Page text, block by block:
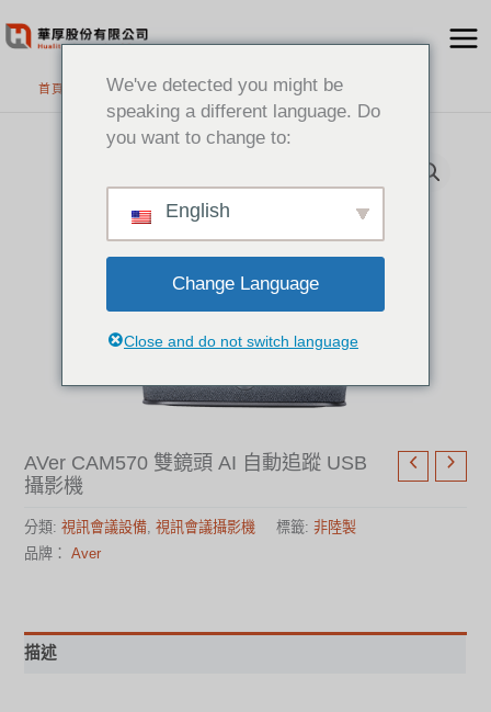
至
首頁 精選產品
AVer CAM570 雙鏡頭 AI 自動追蹤 USB
攝影機
分類:視訊會議設備,視訊會議攝影機 標籤:非陸製
品牌：Aver
描述
We've detected you might be
speaking a different language. Do
you want to change to:
English
Change Language
Close and do not switch language